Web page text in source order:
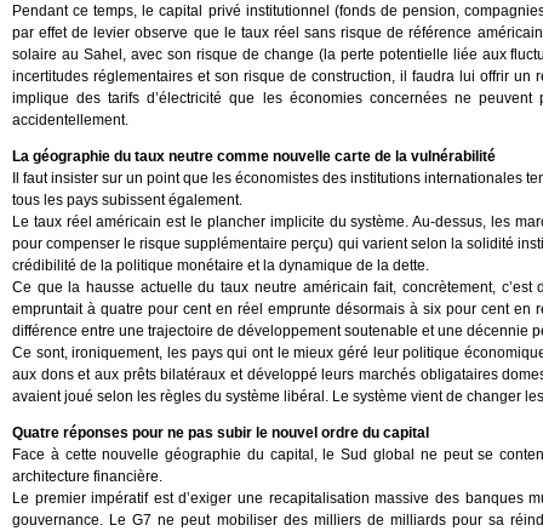
Pendant ce temps, le capital privé institutionnel (fonds de pension,
par effet de levier observe que le taux réel sans risque de référence
solaire au Sahel, avec son risque de change (la perte potentielle liée aux
incertitudes réglementaires et son risque de construction, il faudra lui offrir
implique des tarifs d’électricité que les économies concernées ne
accidentellement.
La géographie du taux neutre comme nouvelle carte de la vulnérabilité
Il faut insister sur un point que les économistes des institutions internationales
tous les pays subissent également.
Le taux réel américain est le plancher implicite du système. Au-dessus, les
pour compenser le risque supplémentaire perçu) qui varient selon la solidité
crédibilité de la politique monétaire et la dynamique de la dette.
Ce que la hausse actuelle du taux neutre américain fait, concrètement,
empruntait à quatre pour cent en réel emprunte désormais à six pour cent
différence entre une trajectoire de développement soutenable et une décennie
Ce sont, ironiquement, les pays qui ont le mieux géré leur politique
aux dons et aux prêts bilatéraux et développé leurs marchés obligataires
avaient joué selon les règles du système libéral. Le système vient de changer
Quatre réponses pour ne pas subir le nouvel ordre du capital
Face à cette nouvelle géographie du capital, le Sud global ne peut se
architecture financière.
Le premier impératif est d’exiger une recapitalisation massive des banques
gouvernance. Le G7 ne peut mobiliser des milliers de milliards pour sa